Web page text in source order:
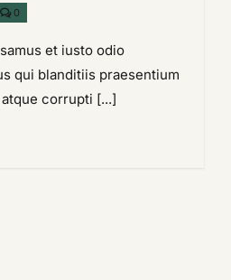
0comments
on
Checklistet iusto odio
qui blanditiis praesentium
corrupti [...]